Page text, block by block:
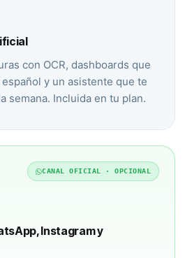
con OCR, dashboards que
y un asistente que te
semana. Incluida en tu plan.
CANAL OFICIAL · OPCIONAL
Instagram y